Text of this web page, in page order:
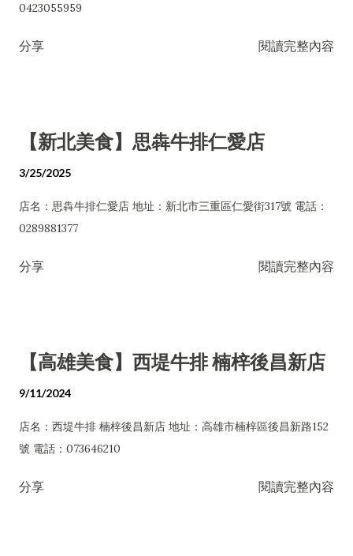
0423055959
分享 閱讀完整內容
【新北美食】思犇牛排仁愛店
3/25/2025
店名：思犇牛排仁愛店 地址：新北市三重區仁愛街317號 電話：
0289881377
分享 閱讀完整內容
【高雄美食】西堤牛排 楠梓後昌新店
9/11/2024
店名：西堤牛排 楠梓後昌新店 地址：高雄市楠梓區後昌新路152
號 電話：073646210
分享 閱讀完整內容